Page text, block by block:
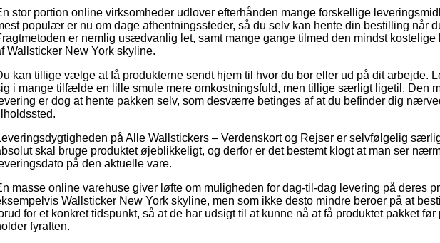
stor portion online virksomheder udlover efterhånden mange forskellige
populær er nu om dage afhentningssteder, så du selv kan hente din bestilling når
er nemlig usædvanlig let, samt mange gange tilmed den mindst
Wallsticker New York skyline.
kan tillige vælge at få produkterne sendt hjem til hvor du bor eller ud på dit arbejde.
i mange tilfælde en lille smule mere omkostningsfuld, men tillige særligt ligetil. Den
er dog at hente pakken selv, som desværre betinges af at du befinder dig
på Alle Wallstickers – Verdenskort og Rejser er selvfølgelig
skal bruge produktet øjeblikkeligt, og derfor er det bestemt klogt at man ser
på den aktuelle vare.
masse online varehuse giver løfte om muligheden for dag-til-dag levering på deres
Wallsticker New York skyline, men som ikke desto mindre beroer på at
for et konkret tidspunkt, så at de har udsigt til at kunne nå at få produktet pakket
fyraften.